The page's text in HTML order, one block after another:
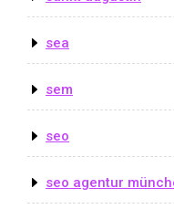
sea
sem
seo
seo agentur